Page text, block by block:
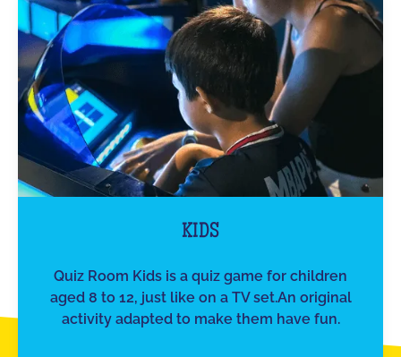
KIDS
Quiz Room Kids is a quiz game for children
aged 8 to 12, just like on a TV set.An original
activity adapted to make them have fun.